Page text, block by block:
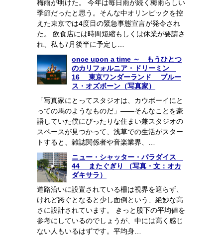
梅雨が明けた。 今年は毎日雨が続く梅雨らしい
季節だったと思う。そんな中オリンピックを控
えた東京では4度目の緊急事態宣言が発令され
た。 飲食店には時間短縮もしくは休業が要請さ
れ、私も7月後半に予定し…
once upon a time ～ もうひとつ
のカリフォルニア・ドリーミン
16 東京ワンダーランド ブルー
ス・オズボーン（写真家）
「写真家にとってスタジオは、カウボーイにと
っての馬のようなものだ」――そんなことを豪
語していた僕にぴったりな住まい兼スタジオの
スペースが見つかって、浅草での生活がスター
トすると、雑誌関係者や音楽業界、…
ニュー・シャッター・パラダイス
44 またぐぎり （写真・文：オカ
ダキサラ）
道路沿いに設置されている柵は視界を遮らず、
けれど跨ぐとなると少し面倒という、絶妙な高
さに設計されています。 きっと股下の平均値を
参考にしているのでしょうが、中には高く感じ
ない人もいるはずです。平均身…